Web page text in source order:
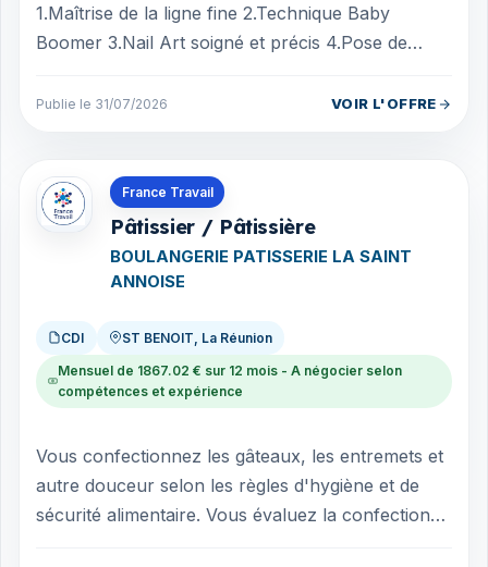
1.Maîtrise de la ligne fine 2.Technique Baby
Boomer 3.Nail Art soigné et précis 4.Pose de
Publie le 31/07/2026 VOIR L'OFFRE
France Travail
Pâtissier / Pâtissière
BOULANGERIE PATISSERIE LA SAINT
ANNOISE
CDI ST BENOIT, La Réunion
Mensuel de 1867.02 € sur 12 mois - A négocier selon
compétences et expérience
Vous confectionnez les gâteaux, les entremets et
autre douceur selon les règles d'hygiène et de
sécurité alimentaire. Vous évaluez la confection
Offres en La Réunion